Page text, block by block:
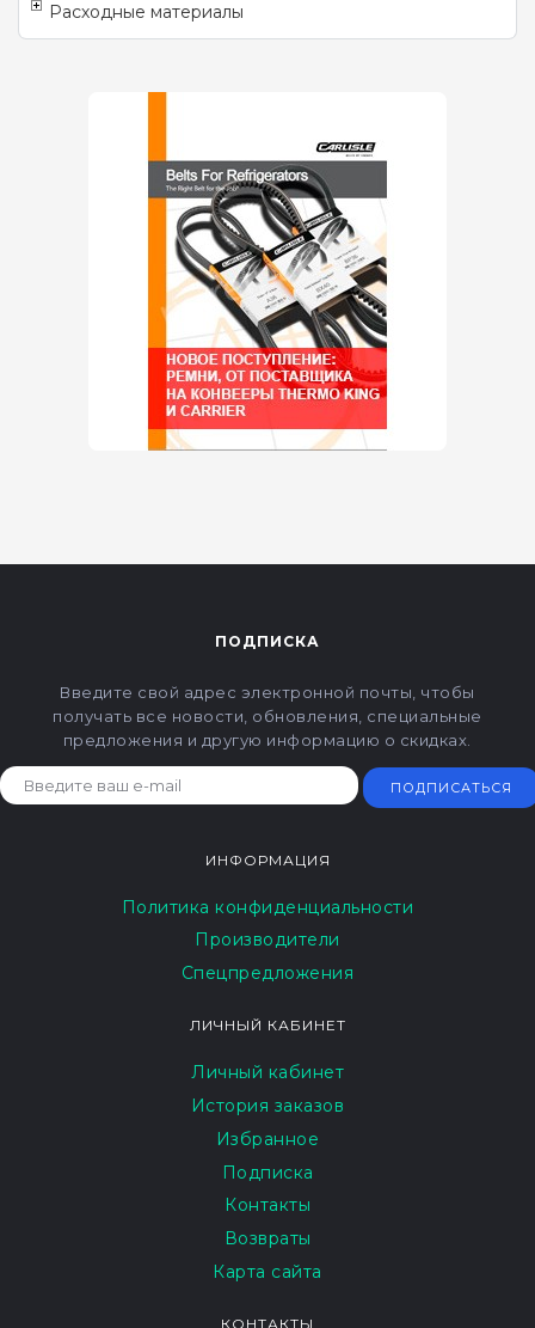
Расходные материалы
ПОДПИСКА
Введите свой адрес электронной почты, чтобы
получать все новости, обновления, специальные
предложения и другую информацию о скидках.
ПОДПИСАТЬСЯ
ИНФОРМАЦИЯ
Политика конфиденциальности
Производители
Спецпредложения
ЛИЧНЫЙ КАБИНЕТ
Личный кабинет
История заказов
Избранное
Подписка
Контакты
Возвраты
Карта сайта
КОНТАКТЫ